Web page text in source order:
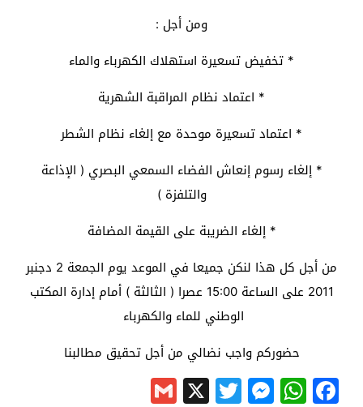
ومن أجل :
* تخفيض تسعيرة استهلاك الكهرباء والماء
* اعتماد نظام المراقبة الشهرية
* اعتماد تسعيرة موحدة مع إلغاء نظام الشطر
* إلغاء رسوم إنعاش الفضاء السمعي البصري ( الإذاعة
والتلفزة )
* إلغاء الضريبة على القيمة المضافة
من أجل كل هذا لنكن جميعا في الموعد يوم الجمعة 2 دجنبر
2011 على الساعة 15:00 عصرا ( الثالثة ) أمام إدارة المكتب
الوطني للماء والكهرباء
حضوركم واجب نضالي من أجل تحقيق مطالبنا
Facebook
WhatsApp
Messenger
Twitter
X